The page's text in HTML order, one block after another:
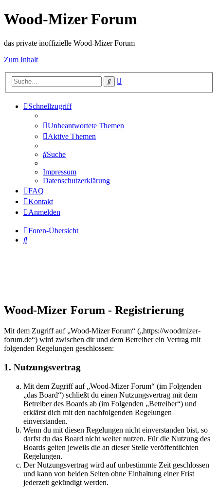
Wood-Mizer Forum
das private inoffizielle Wood-Mizer Forum
Zum Inhalt
Suche
Schnellzugriff
Unbeantwortete Themen
Aktive Themen
Suche
Impressum
Datenschutzerklärung
FAQ
Kontakt
Anmelden
Foren-Übersicht
Suche
Wood-Mizer Forum - Registrierung
Mit dem Zugriff auf „Wood-Mizer Forum“ („https://woodmizer-
forum.de“) wird zwischen dir und dem Betreiber ein Vertrag mit
folgenden Regelungen geschlossen:
1. Nutzungsvertrag
Mit dem Zugriff auf „Wood-Mizer Forum“ (im Folgenden
„das Board“) schließt du einen Nutzungsvertrag mit dem
Betreiber des Boards ab (im Folgenden „Betreiber“) und
erklärst dich mit den nachfolgenden Regelungen
einverstanden.
Wenn du mit diesen Regelungen nicht einverstanden bist, so
darfst du das Board nicht weiter nutzen. Für die Nutzung des
Boards gelten jeweils die an dieser Stelle veröffentlichten
Regelungen.
Der Nutzungsvertrag wird auf unbestimmte Zeit geschlossen
und kann von beiden Seiten ohne Einhaltung einer Frist
jederzeit gekündigt werden.